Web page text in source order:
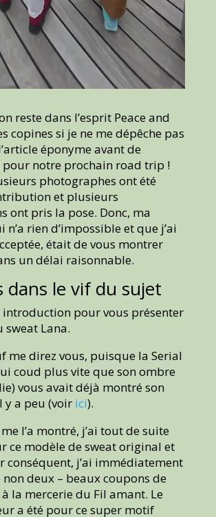
reste dans l’esprit Peace and
copines si je ne me dépêche pas
éponyme avant de
notre prochain road trip !
photographes ont été
et plusieurs
ont pris la pose. Donc, ma
n’a rien d’impossible et que j’ai
était de vous montrer
un délai raisonnable.
dans le vif du sujet
introduction pour vous présenter
sweat Lana.
me direz vous, puisque la Serial
coud plus vite que son ombre
vous avait déjà montré son
a peu (voir ici).
l’a montré, j’ai tout de suite
ce modèle de sweat original et
conséquent, j’ai immédiatement
non deux – beaux coupons de
à la mercerie du Fil amant. Le
a été pour ce super motif